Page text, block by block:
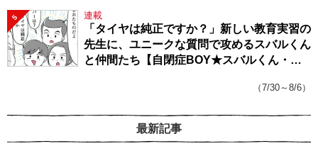
5 連載
「タイヤは純正ですか？」新しい教育実習の
先生に、ユニークな質問で攻めるスバルくん
と仲間たち【自閉症BOY★スバルくん・
（7/30～8/6）
最新記事